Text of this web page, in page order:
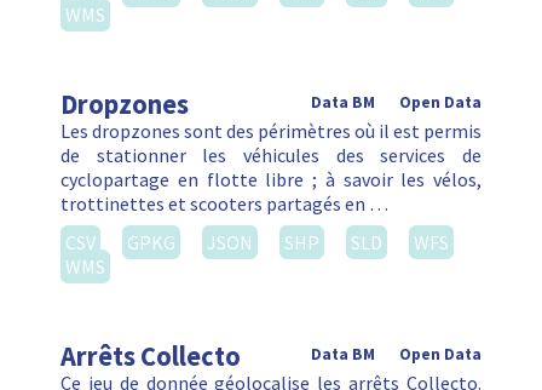
WMS
Dropzones Open Data
Data BM
Les dropzones sont des périmètres où il est permis
de stationner les véhicules des services de
cyclopartage en flotte libre ; à savoir les vélos,
trottinettes et scooters partagés en …
CSV
GPKG JSON SHP SLD
WFS
WMS
Arrêts Collecto Open Data
Data BM
Ce jeu de donnée géolocalise les arrêts Collecto.